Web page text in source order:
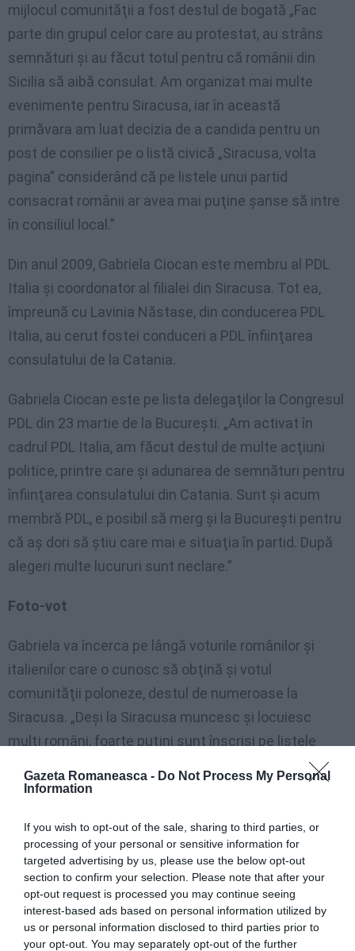
Gazeta Romaneasca - Do Not Process My Personal
Information
If you wish to opt-out of the sale, sharing to third parties, or
processing of your personal or sensitive information for
targeted advertising by us, please use the below opt-out
section to confirm your selection. Please note that after your
opt-out request is processed you may continue seeing
interest-based ads based on personal information utilized by
us or personal information disclosed to third parties prior to
your opt-out. You may separately opt-out of the further
mijlocul comunităţii a fost destul de bogată „Fac
parte din grupul celor care au protestat, au strâns
semnături şi au făcut totul pentru că românii din
Sicilia să aibă consulat. Am organizat mai multe
evenimente pentru Siracusa, iar în această
primăvara am luat decizia de a candida pentru un
post de consilier pe o listă civică „Siracusa, volta
pagina” considerând că pe listele unui partid
consacrat românii ar avea mai puţine şanse să intre
în consiliul local.”
Din anul 2009, Gabriela Ciocan este membru al PDL
Italia şi coordonator al filialei din Siracusa. Tot ea,
împreună cu Lavinia Năstase, din conducerea PDL
Italia, au cerut fostei conduceri a PDL înfiinţarea
consulatului de la Catania.
Gabriela Ciocan este pe lista delegaţilor la Congresul
PDL din 23 martie de la Bucureşti. „Am activat în
cadrul PDL Italia, am făcut destul de multe acţiuni
politice, printre care şi adunarea de semnături pentru
înfiinţarea consulatului din Catania. Sunt şi acum
membră PDL, e posibil să merg şi la Bucureşti pentru
că aş dori să ştiu care mai e situaţia în partid. După
alegeri multe lucururi sunt neclare.”
Foto-vot
Gabriela va încerca pe lângă voturile românilor şi
italienilor care o cunosc să obţină şi votul
comunităţii poloneze, destul de numeroase la
Siracusa. „Deşi la Siracusa muncesc şi locuiesc
mulţi români, foarte puţini sunt înscrişi pe listele
electorale iar autorităţile nu fac nicio campanie de
informare în acest sens. De cele mai multe ori ei sunt
lucrează să voteze pentru un candidat sau altul şi
să-şi fotografieze votul pentru o mai mare siguranţă.
Nu mă bazez însă doar pe ei, ci şi pe comunitatea
poloneză, în care am numeroşi prieteni şi cu care
vom putea organiza multe evenimente. Suntem cu